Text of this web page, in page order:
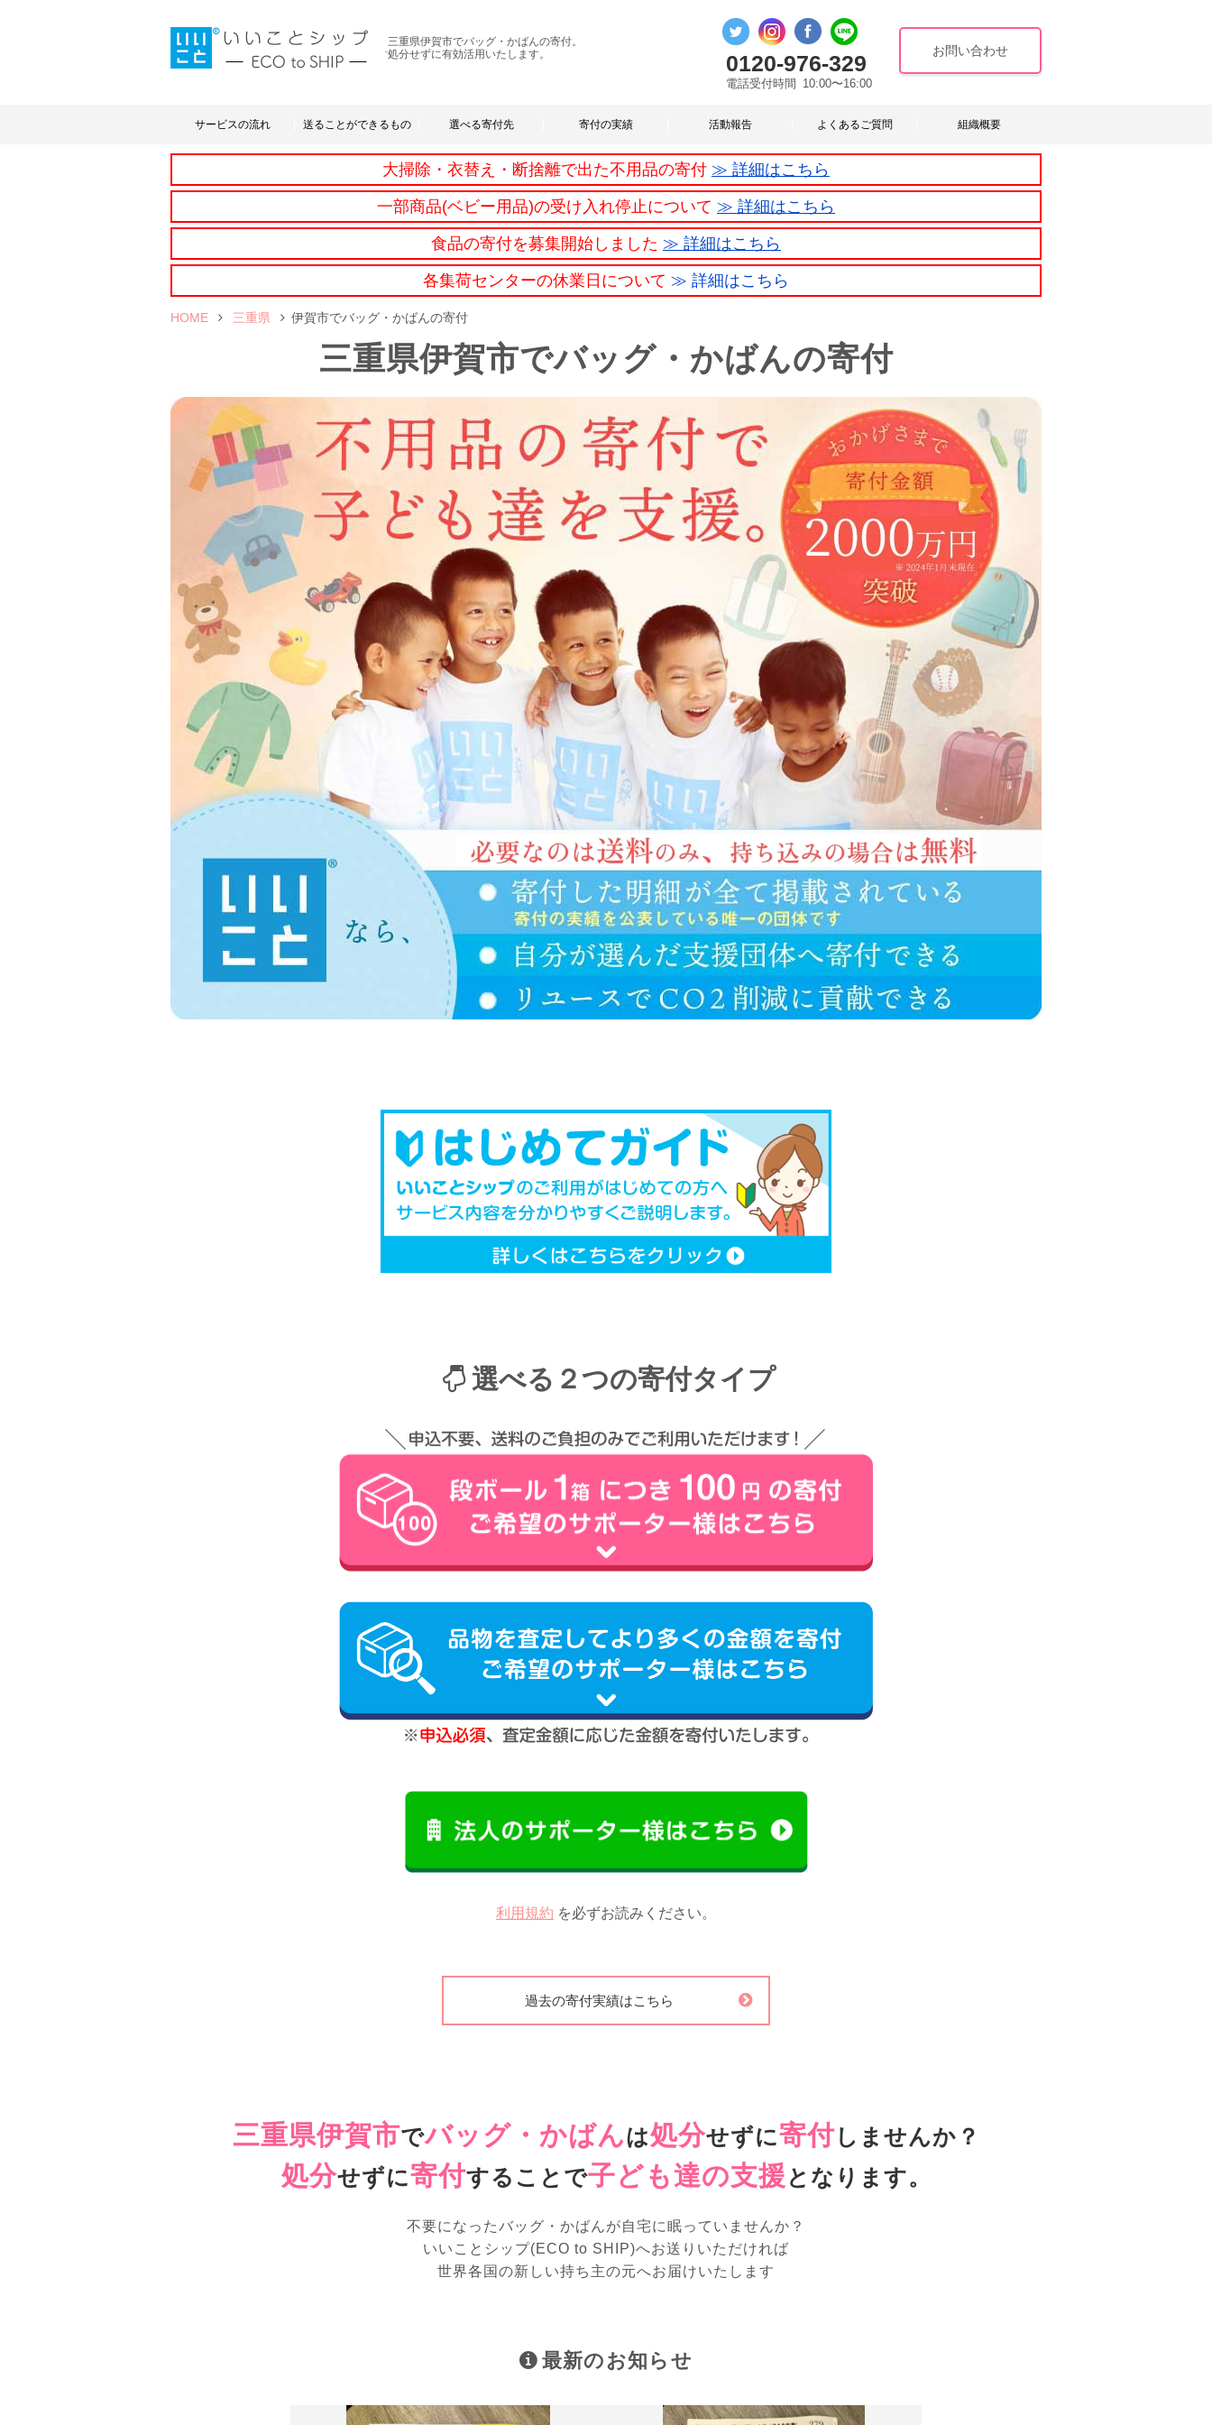
三重県伊賀市でバッグ・かばんの寄付。
処分せずに有効活用いたします。
0120-976-329
電話受付時間 10:00〜16:00
お問い合わせ
サービスの流れ 送ることができるもの 選べる寄付先 寄付の実績 活動報告 よくあるご質問 組織概要
大掃除・衣替え・断捨離で出た不用品の寄付 ≫ 詳細はこちら
一部商品(ベビー用品)の受け入れ停止について ≫ 詳細はこちら
食品の寄付を募集開始しました ≫ 詳細はこちら
各集荷センターの休業日について ≫ 詳細はこちら
HOME 三重県 伊賀市でバッグ・かばんの寄付
三重県伊賀市でバッグ・かばんの寄付
選べる２つの寄付タイプ
利用規約 を必ずお読みください。
過去の寄付実績はこちら
三重県伊賀市でバッグ・かばんは処分せずに寄付しませんか？
処分せずに寄付することで子ども達の支援 となります。
不要になったバッグ・かばんが自宅に眠っていませんか？
いいことシップ(ECO to SHIP)へお送りいただければ
世界各国の新しい持ち主の元へお届けいたします
最新のお知らせ